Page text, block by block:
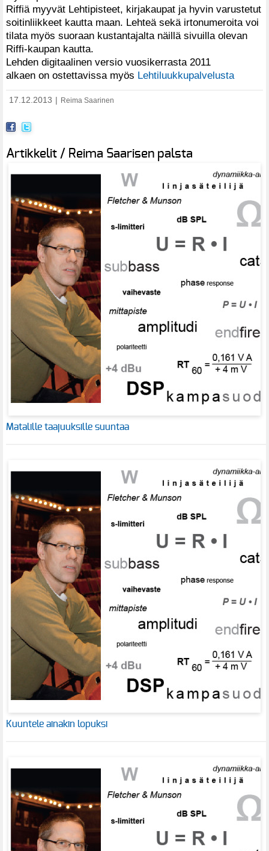
Riffiä myyvät Lehtipisteet, kirjakaupat ja hyvin varustetut
soitinliikkeet kautta maan. Lehteä sekä irtonumeroita voi
tilata myös suoraan kustantajalta näillä sivuilla olevan
Riffi-kaupan kautta.
Lehden digitaalinen versio vuosikerrasta 2011
alkaen on ostettavissa myös Lehtiluukkupalvelusta
17.12.2013 Reima Saarinen
Artikkelit / Reima Saarisen palsta
Matalille taajuuksille suuntaa
Kuuntele ainakin lopuksi